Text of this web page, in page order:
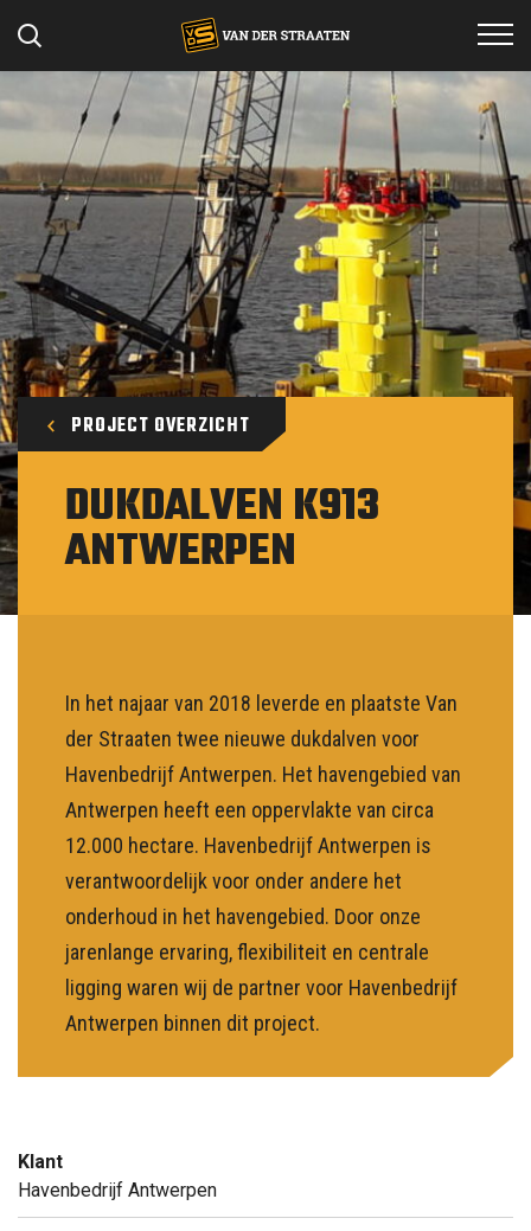
Specialismen
Projecten
Werken bij
Materieel
Over ons
Contact
NL
PROJECT OVERZICHT
DUKDALVEN K913
ANTWERPEN
In het najaar van 2018 leverde en plaatste Van
der Straaten twee nieuwe dukdalven voor
Havenbedrijf Antwerpen. Het havengebied van
Antwerpen heeft een oppervlakte van circa
12.000 hectare. Havenbedrijf Antwerpen is
verantwoordelijk voor onder andere het
onderhoud in het havengebied. Door onze
jarenlange ervaring, flexibiliteit en centrale
ligging waren wij de partner voor Havenbedrijf
Antwerpen binnen dit project.
Klant
Havenbedrijf Antwerpen